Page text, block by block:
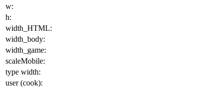
w:
h:
width_HTML:
width_body:
width_game:
scaleMobile:
type width:
user (cook):